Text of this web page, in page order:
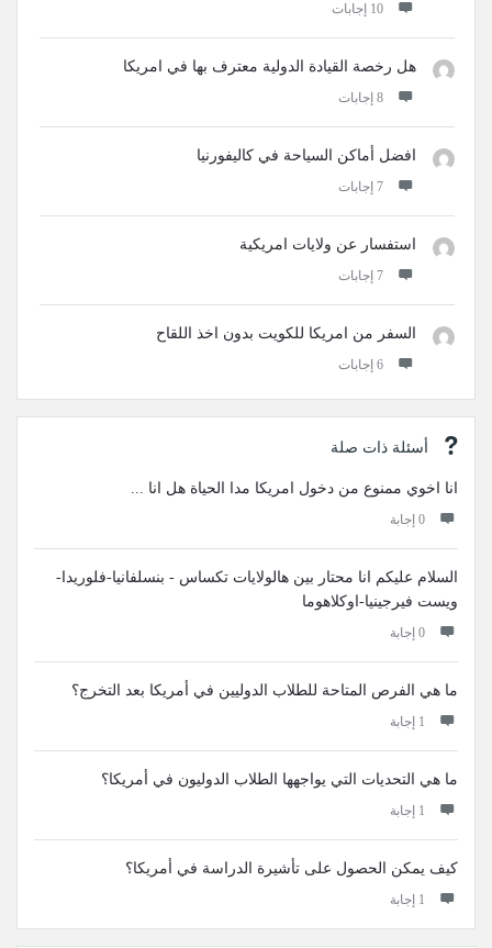
‫10 إجابات
هل رخصة القيادة الدولية معترف بها في امريكا
‫8 إجابات
افضل أماكن السياحة في كاليفورنيا
‫7 إجابات
استفسار عن ولايات امريكية
‫7 إجابات
السفر من امريكا للكويت بدون اخذ اللقاح
‫6 إجابات
أسئلة ذات صلة
انا اخوي ممنوع من دخول امريكا مدا الحياة هل انا ...
‫0 إجابة
السلام عليكم انا محتار بين هالولايات تكساس - بنسلفانيا-فلوريدا-
ويست فيرجينيا-اوكلاهوما
‫0 إجابة
ما هي الفرص المتاحة للطلاب الدوليين في أمريكا بعد التخرج؟
‫1 إجابة
ما هي التحديات التي يواجهها الطلاب الدوليون في أمريكا؟
‫1 إجابة
كيف يمكن الحصول على تأشيرة الدراسة في أمريكا؟
‫1 إجابة